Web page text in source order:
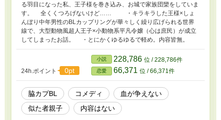
る羽目になった私、王子様を巻き込み、お城で家族団欒をしていま
す。 全くくつろげないけど…… ・キラキラした王様×しょ
んぼり中年男性のBLカップリングが華々しく繰り広げられる世界
線で、大型動物風超人王子×小動物系平凡令嬢（心は庶民）が成立
してしまったお話。 ・とにかくゆるゆるで軽め。内容皆無。
24h.ポイント 0pt
小説 228,786 位 / 228,786件
恋愛 66,371 位 / 66,371件
脇カプBL コメディ
血が争えない
似た者親子
内容はない